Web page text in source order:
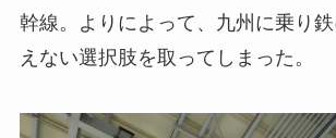
幹線。よりによって、九州に乗り
えない選択肢を取ってしまった。